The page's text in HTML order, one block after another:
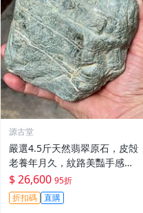
源古堂
嚴選4.5斤天然翡翠原石，皮殻
老養年月久，紋路美豔手感
佳，適宜製作手鏈或珍藏#翡
翠 #天然翡翠 #A貨翡翠玉石
$ 26,600 95折
折扣碼 直購